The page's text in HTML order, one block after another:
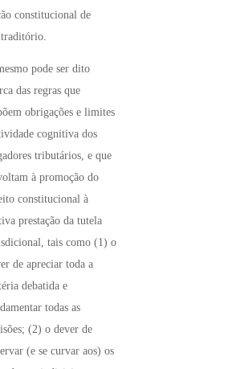
constitucional de
pode ser dito
das regras que
obrigações e limites
cognitiva dos
tributários, e que
à promoção do
constitucional à
prestação da tutela
tais como (1) o
de apreciar toda a
debatida e
todas as
(2) o dever de
(e se curvar aos) os